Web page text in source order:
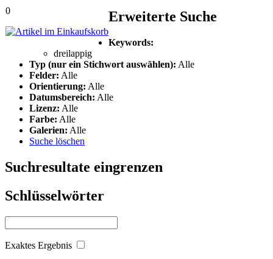
0 Erweiterte Suche
Keywords:
dreilappig
Typ (nur ein Stichwort auswählen): Alle
Felder: Alle
Orientierung: Alle
Datumsbereich: Alle
Lizenz: Alle
Farbe: Alle
Galerien: Alle
Suche löschen
Suchresultate eingrenzen
Schlüsselwörter
Exaktes Ergebnis